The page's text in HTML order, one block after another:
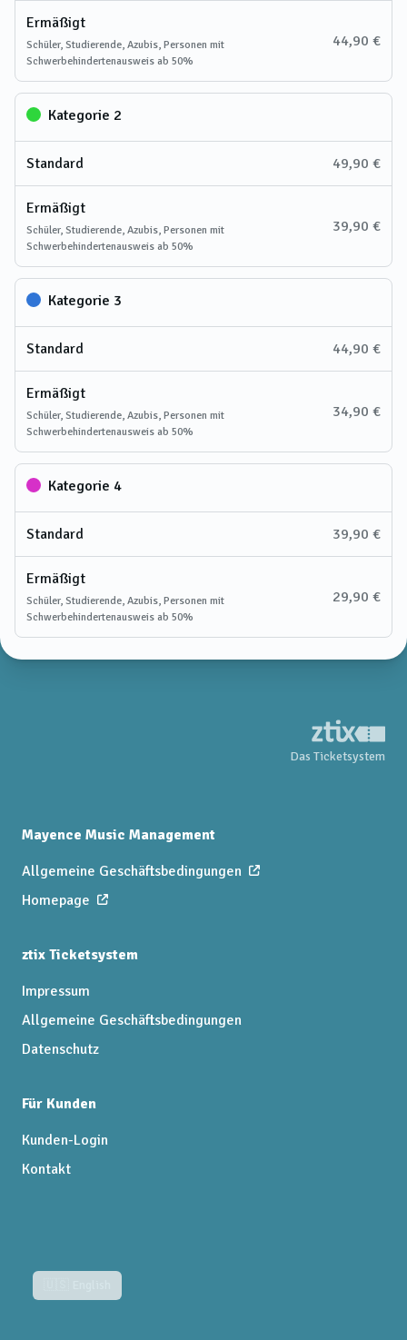
Ermäßigt
Schüler, Studierende, Azubis, Personen mit
Schwerbehindertenausweis ab 50%
44,90 €
Kategorie 2
Standard 49,90 €
Ermäßigt
Schüler, Studierende, Azubis, Personen mit
Schwerbehindertenausweis ab 50%
39,90 €
Kategorie 3
Standard 44,90 €
Ermäßigt
Schüler, Studierende, Azubis, Personen mit
Schwerbehindertenausweis ab 50%
34,90 €
Kategorie 4
Standard 39,90 €
Ermäßigt
Schüler, Studierende, Azubis, Personen mit
Schwerbehindertenausweis ab 50%
29,90 €
Das Ticketsystem
Mayence Music Management
Allgemeine Geschäftsbedingungen
Homepage
ztix Ticketsystem
Impressum
Allgemeine Geschäftsbedingungen
Datenschutz
Für Kunden
Kunden-Login
Kontakt